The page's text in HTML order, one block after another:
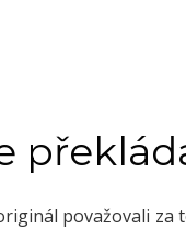
považovali